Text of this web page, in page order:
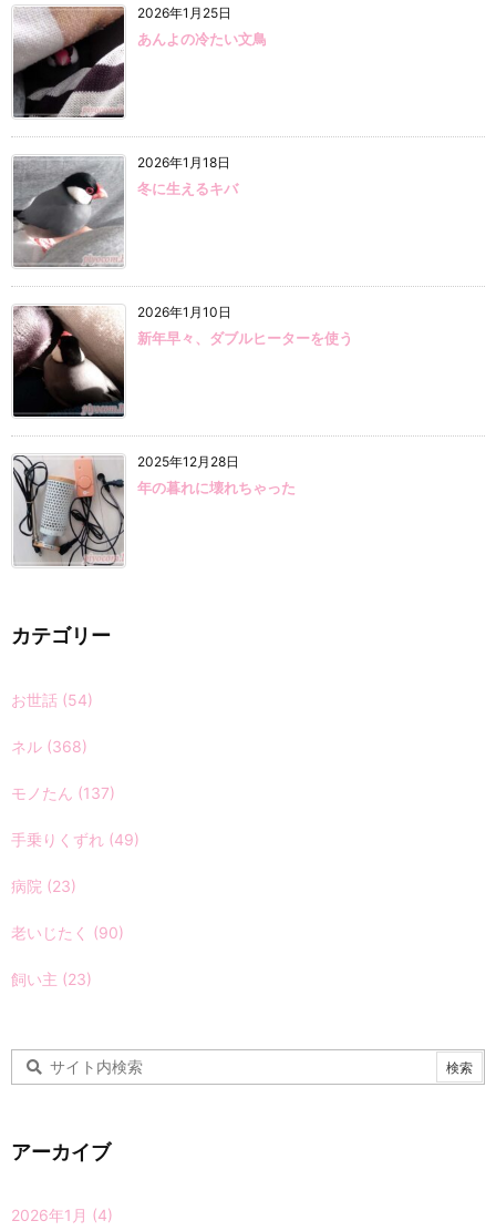
2026年1月25日
あんよの冷たい文鳥
2026年1月18日
冬に生えるキバ
2026年1月10日
新年早々、ダブルヒーターを使う
2025年12月28日
年の暮れに壊れちゃった
カテゴリー
お世話 (54)
ネル (368)
モノたん (137)
手乗りくずれ (49)
病院 (23)
老いじたく (90)
飼い主 (23)
アーカイブ
2026年1月 (4)